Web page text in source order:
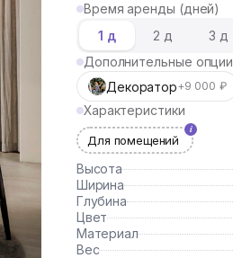
Время аренды (дней)
1 д
2 д 3 д
Дополнительные опции
Декоратор+9 000 ₽
Характеристики
Для помещений
Высота
Ширина
Глубина
Цвет
Материал
Вес